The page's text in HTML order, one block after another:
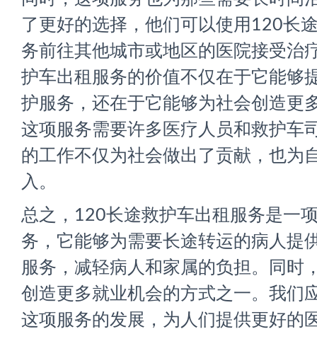
了更好的选择，他们可以使用120长
务前往其他城市或地区的医院接受治
护车出租服务的价值不仅在于它能够
护服务，还在于它能够为社会创造更
这项服务需要许多医疗人员和救护车
的工作不仅为社会做出了贡献，也为
入。
总之，120长途救护车出租服务是一
务，它能够为需要长途转运的病人提
服务，减轻病人和家属的负担。同时
创造更多就业机会的方式之一。我们
这项服务的发展，为人们提供更好的